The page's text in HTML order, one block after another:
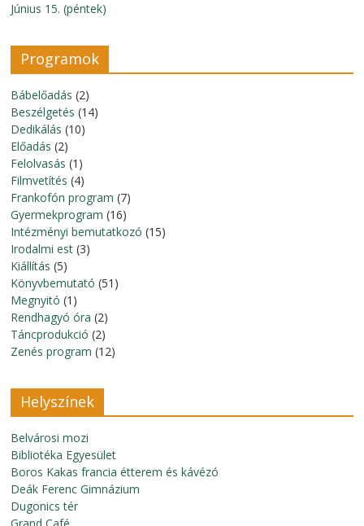
Június 15. (péntek)
Programok
Bábelőadás (2)
Beszélgetés (14)
Dedikálás (10)
Előadás (2)
Felolvasás (1)
Filmvetítés (4)
Frankofón program (7)
Gyermekprogram (16)
Intézményi bemutatkozó (15)
Irodalmi est (3)
Kiállítás (5)
Könyvbemutató (51)
Megnyitó (1)
Rendhagyó óra (2)
Táncprodukció (2)
Zenés program (12)
Helyszínek
Belvárosi mozi
Bibliotéka Egyesület
Boros Kakas francia étterem és kávézó
Deák Ferenc Gimnázium
Dugonics tér